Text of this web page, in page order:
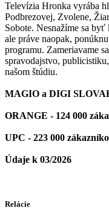
Televízia Hronka vyrába
Podbrezovej, Zvolene,
Sobote. Nesnažíme sa
ale práve naopak,
programu. Zameriavame
spravodajstvo,
našom štúdiu.
MAGIO a DIGI
ORANGE - 124 000
UPC - 223 000
Údaje k 03/2026
Relácie